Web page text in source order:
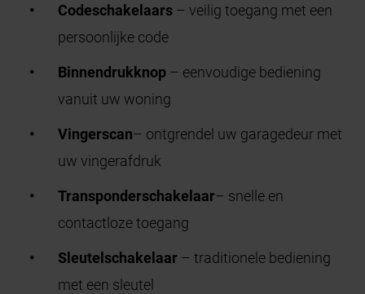
Codeschakelaars – veilig toegang met een
persoonlijke code
Binnendrukknop – eenvoudige bediening
vanuit uw woning
Vingerscan– ontgrendel uw garagedeur met
uw vingerafdruk
Transponderschakelaar– snelle en
contactloze toegang
Sleutelschakelaar – traditionele bediening
met een sleutel